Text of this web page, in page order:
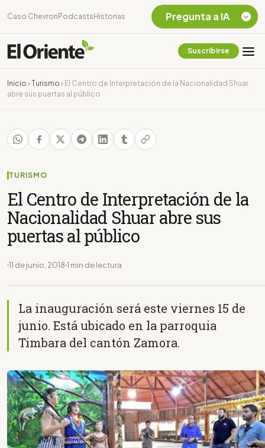
Caso Chevron Podcasts Historias
Suscribirse
Inicio › Turismo › El Centro de Interpretación de la Nacionalidad Shuar
abre sus puertas al público
TURISMO
El Centro de Interpretación de la
Nacionalidad Shuar abre sus
puertas al público
11 de junio, 2018 1 min de lectura
La inauguración será este viernes 15 de
junio. Está ubicado en la parroquia
Timbara del cantón Zamora.
Pregunta a IA
Chevron Ecuador